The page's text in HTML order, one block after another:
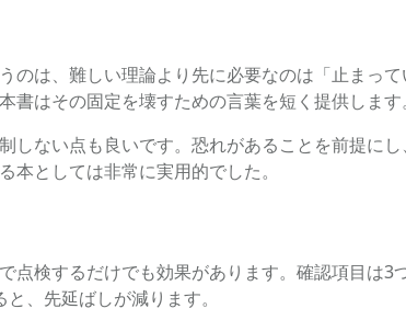
のは、難しい理論より先に必要なのは「止まっ
書はその固定を壊すための言葉を短く提供しま
しない点も良いです。恐れがあることを前提に
本としては非常に実用的でした。
点検するだけでも効果があります。確認項目は
、先延ばしが減ります。